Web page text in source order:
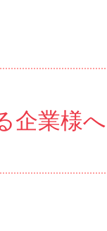
企業様へ